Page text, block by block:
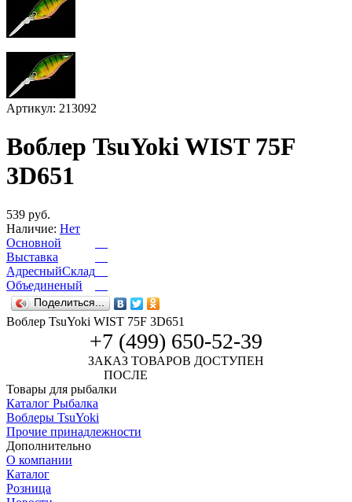
Артикул: 213092
Воблер TsuYoki WIST 75F
3D651
539 руб.
Наличие: Нет
Основной
Выставка
АдресныйСклад
Объединеный
Поделиться...
Воблер TsuYoki WIST 75F 3D651
+7 (499) 650-52-39
ЗАКАЗ ТОВАРОВ ДОСТУПЕН
ПОСЛЕ
Товары для рыбалки
Каталог Рыбалка
Воблеры TsuYoki
Прочие принадлежности
Дополнительно
О компании
Каталог
Розница